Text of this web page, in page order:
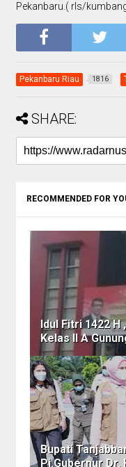
Pekanbaru.( rls/
Pekanbaru Riau 1816
SHARE:
RECOMMENDED FOR
Idul Fitri 1422 H
Kelas II A
Bupati
Pj.Gubernur Dr.